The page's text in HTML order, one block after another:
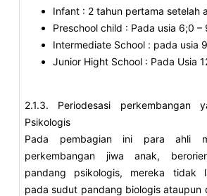
Infant : 2 tahun pertama setelah
Preschool child : Pada usia 6;0 –
Intermediate School : pada usia
Junior Hight School : Pada Usia
2.1.3. Periodesasi perkembangan
Psikologis
Pada pembagian ini para ahli
perkembangan jiwa anak,
pandang psikologis, mereka tidak
pada sudut pandang biologis ataupun